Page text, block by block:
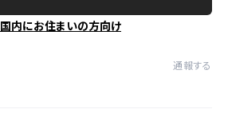
内にお住まいの方向け
通報する